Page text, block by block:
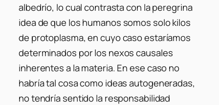
albedrío, lo cual contrasta con la peregrina
idea de que los humanos somos solo kilos
de protoplasma, en cuyo caso estaríamos
determinados por los nexos causales
inherentes a la materia. En ese caso no
habría tal cosa como ideas autogeneradas,
no tendría sentido la responsabilidad